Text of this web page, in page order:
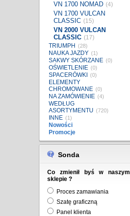
VN 1700 NOMAD (4)
VN 1700 VULCAN
CLASSIC (15)
VN 2000 VULCAN
CLASSIC (17)
TRIUMPH (28)
NAUKA JAZDY (1)
SAKWY SKÓRZANE (0)
OŚWIETLENIE (0)
SPACERÓWKI (0)
ELEMENTY
CHROMOWANE (0)
NA ZAMÓWIENIE (4)
WEDŁUG
ASORTYMENTU (720)
INNE (1)
Nowości
Promocje
Sonda
Co zmienił byś w naszym
sklepie ?
Proces zamawiania
Szatę graficzną
Panel klienta